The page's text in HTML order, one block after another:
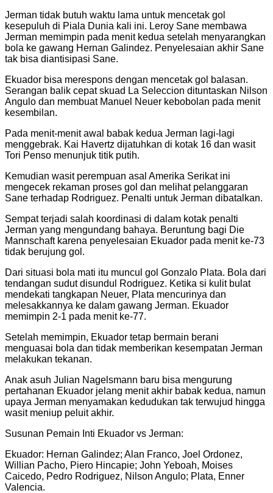
Jerman tidak butuh waktu lama untuk mencetak gol
kesepuluh di Piala Dunia kali ini. Leroy Sane membawa
Jerman memimpin pada menit kedua setelah menyarangkan
bola ke gawang Hernan Galindez. Penyelesaian akhir Sane
tak bisa diantisipasi Sane.
Ekuador bisa merespons dengan mencetak gol balasan.
Serangan balik cepat skuad La Seleccion dituntaskan Nilson
Angulo dan membuat Manuel Neuer kebobolan pada menit
kesembilan.
Pada menit-menit awal babak kedua Jerman lagi-lagi
menggebrak. Kai Havertz dijatuhkan di kotak 16 dan wasit
Tori Penso menunjuk titik putih.
Kemudian wasit perempuan asal Amerika Serikat ini
mengecek rekaman proses gol dan melihat pelanggaran
Sane terhadap Rodriguez. Penalti untuk Jerman dibatalkan.
Sempat terjadi salah koordinasi di dalam kotak penalti
Jerman yang mengundang bahaya. Beruntung bagi Die
Mannschaft karena penyelesaian Ekuador pada menit ke-73
tidak berujung gol.
Dari situasi bola mati itu muncul gol Gonzalo Plata. Bola dari
tendangan sudut disundul Rodriguez. Ketika si kulit bulat
mendekati tangkapan Neuer, Plata mencurinya dan
melesakkannya ke dalam gawang Jerman. Ekuador
memimpin 2-1 pada menit ke-77.
Setelah memimpin, Ekuador tetap bermain berani
menguasai bola dan tidak memberikan kesempatan Jerman
melakukan tekanan.
Anak asuh Julian Nagelsmann baru bisa mengurung
pertahanan Ekuador jelang menit akhir babak kedua, namun
upaya Jerman menyamakan kedudukan tak terwujud hingga
wasit meniup peluit akhir.
Susunan Pemain Inti Ekuador vs Jerman:
Ekuador: Hernan Galindez; Alan Franco, Joel Ordonez,
Willian Pacho, Piero Hincapie; John Yeboah, Moises
Caicedo, Pedro Rodriguez, Nilson Angulo; Plata, Enner
Valencia.